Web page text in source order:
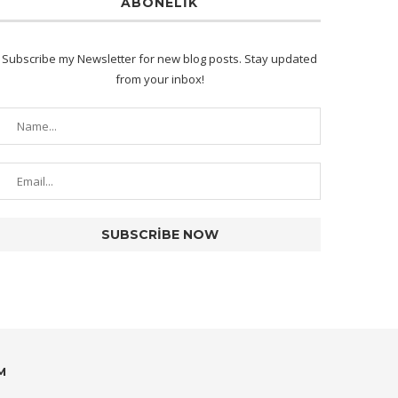
Subscribe my Newsletter for new blog posts. Stay updated
from your inbox!